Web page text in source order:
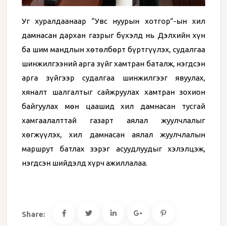
Уг хуралдаанаар “Увс нуурын хотгор”-ын хил
дамнасан дархан газрыг бүхэлд нь Дэлхийн хүн
ба шим мандлын хөтөлбөрт бүртгүүлэх, судалгаа
шинжилгээний арга зүйг хамтран баталж, нэгдсэн
арга зүйгээр судалгаа шинжилгээг явуулах,
хяналт шалгалтыг сайжруулах хамтран зохион
байгуулах мөн цаашид хил дамнасан тусгай
хамгаалалттай газарт аялал жуулчлалыг
хөгжүүлэх, хил дамнасан аялал жуулчлалын
маршрут батлах зэрэг асуудлуудыг хэлэлцэж,
нэгдсэн шийдэлд хүрч ажиллалаа.
Share: